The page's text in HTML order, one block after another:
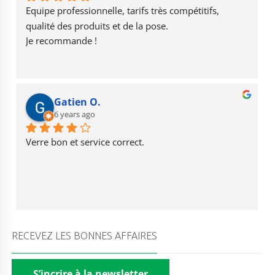
o
k
m e
Equipe professionnelle, tarifs très compétitifs,
qualité des produits et de la pose.
Je recommande !
Gatien O.
6 years ago
Verre bon et service correct.
RECEVEZ LES BONNES AFFAIRES